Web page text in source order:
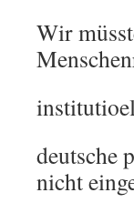
Wir
deutsche
nicht